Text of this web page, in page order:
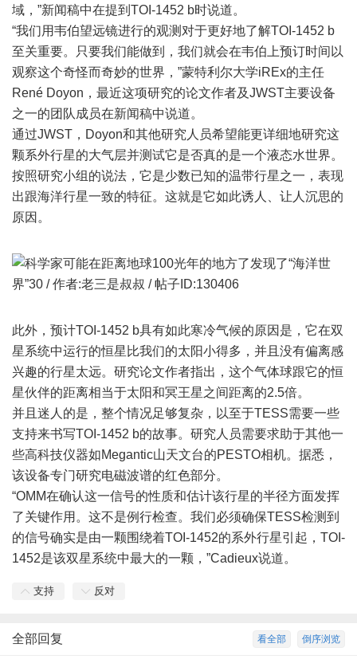
域，”新闻稿中在提到TOI-1452 b时说道。
“我们用韦伯望远镜进行的观测对于更好地了解TOI-1452 b
至关重要。只要我们能做到，我们就会在韦伯上预订时间以
观察这个奇怪而奇妙的世界，”蒙特利尔大学iREx的主任
René Doyon，最近这项研究的论文作者及JWST主要设备
之一的团队成员在新闻稿中说道。
通过JWST，Doyon和其他研究人员希望能更详细地研究这
颗系外行星的大气层并测试它是否真的是一个液态水世界。
按照研究小组的说法，它是少数已知的温带行星之一，表现
出跟海洋行星一致的特征。这就是它如此诱人、让人沉思的
原因。
此外，预计TOI-1452 b具有如此寒冷气候的原因是，它在双
星系统中运行的恒星比我们的太阳小得多，并且没有偏离感
兴趣的行星太远。研究论文作者指出，这个气体球跟它的恒
星伙伴的距离相当于太阳和冥王星之间距离的2.5倍。
并且迷人的是，整个情况足够复杂，以至于TESS需要一些
支持来书写TOI-1452 b的故事。研究人员需要求助于其他一
些高科技仪器如Megantic山天文台的PESTO相机。据悉，
该设备专门研究电磁波谱的红色部分。
“OMM在确认这一信号的性质和估计该行星的半径方面发挥
了关键作用。这不是例行检查。我们必须确保TESS检测到
的信号确实是由一颗围绕着TOI-1452的系外行星引起，TOI-
1452是该双星系统中最大的一颗，”Cadieux说道。
支持 反对
倒序浏览
看全部
全部回复